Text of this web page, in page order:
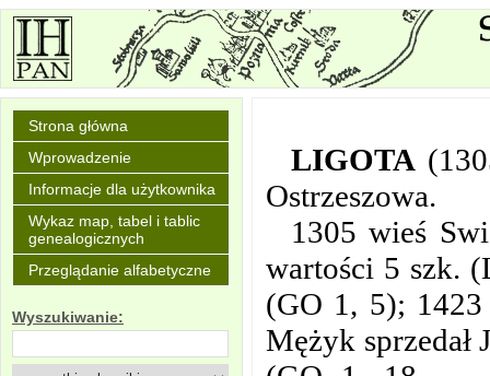
Strona główna
Wprowadzenie
Informacje dla użytkownika
Wykaz map, tabel i tablic
genealogicznych
Przeglądanie alfabetyczne
Wyszukiwanie:
LIGOTA
Ostrzeszowa.
1305 wieś
wartości 5 szk.
(GO 1, 5);
Mężyk